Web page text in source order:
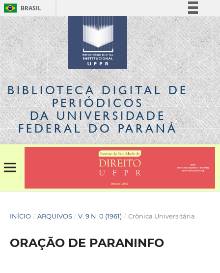
BRASIL
Simplifique!
Comunica BR
Participe
Acesso à informação
Legislação
Canais
BIBLIOTECA DIGITALDE
PERIÓDICOS
DA UNIVERSIDADE
FEDERAL DO PARANÁ
INÍCIO / ARQUIVOS / V. 9 N. 0 (1961) / Crônica Universitária
ORAÇÃO DE PARANINFO